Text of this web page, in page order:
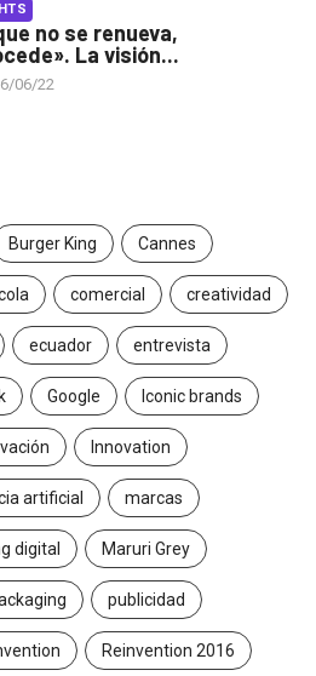
no se renueva,
La visión...
06/22
Burger King Cannes
comercial creatividad
ecuador entrevista
Google Iconic brands
Innovation
artificial marcas
digital Maruri Grey
publicidad
Reinvention 2016